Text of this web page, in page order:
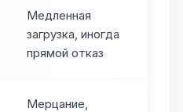
Медленная
загрузка, иногда
прямой отказ
Мерцание,